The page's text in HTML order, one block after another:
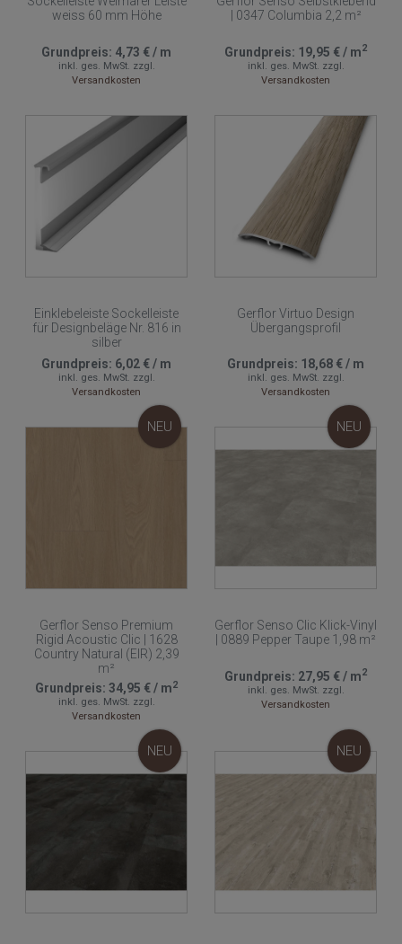
weiss 60 mm Höhe
Grundpreis: 4,73 €/ m
inkl. ges. MwSt. zzgl.
Versandkosten
| 0347 Columbia 2,2 m²
Grundpreis: 19,95 €/ m2
inkl. ges. MwSt. zzgl.
Versandkosten
Einklebeleiste Sockelleiste
für Designbeläge Nr. 816 in
silber
Grundpreis: 6,02 €/ m
inkl. ges. MwSt. zzgl.
Versandkosten
Gerflor Virtuo Design
Übergangsprofil
Grundpreis: 18,68 €/ m
inkl. ges. MwSt. zzgl.
Versandkosten
NEU
Gerflor Senso Premium
Rigid Acoustic Clic | 1628
Country Natural (EIR) 2,39
m²
Grundpreis: 34,95 €/ m2
inkl. ges. MwSt. zzgl.
Versandkosten
NEU
Gerflor Senso Clic Klick-Vinyl
| 0889 Pepper Taupe 1,98 m²
Grundpreis: 27,95 €/ m2
inkl. ges. MwSt. zzgl.
Versandkosten
NEU NEU